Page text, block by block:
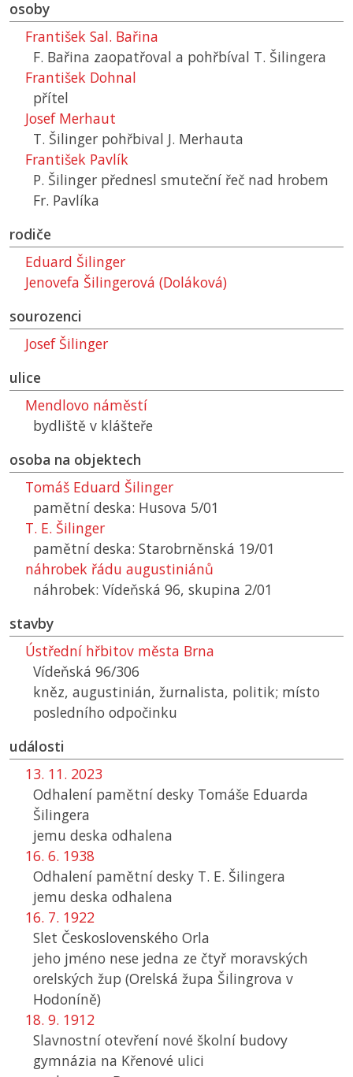
osoby
František Sal. Bařina
F. Bařina zaopatřoval a pohřbíval T. Šilingera
František Dohnal
přítel
Josef Merhaut
T. Šilinger pohřbival J. Merhauta
František Pavlík
P. Šilinger přednesl smuteční řeč nad hrobem
Fr. Pavlíka
rodiče
Eduard Šilinger
Jenovefa Šilingerová (Doláková)
sourozenci
Josef Šilinger
ulice
Mendlovo náměstí
bydliště v klášteře
osoba na objektech
Tomáš Eduard Šilinger
pamětní deska: Husova 5/01
T. E. Šilinger
pamětní deska: Starobrněnská 19/01
náhrobek řádu augustiniánů
náhrobek: Vídeňská 96, skupina 2/01
stavby
Ústřední hřbitov města Brna
Vídeňská 96/306
kněz, augustinián, žurnalista, politik; místo
posledního odpočinku
události
13. 11. 2023
Odhalení pamětní desky Tomáše Eduarda
Šilingera
jemu deska odhalena
16. 6. 1938
Odhalení pamětní desky T. E. Šilingera
jemu deska odhalena
16. 7. 1922
Slet Československého Orla
jeho jméno nese jedna ze čtyř moravských
orelských žup (Orelská župa Šilingrova v
Hodoníně)
18. 9. 1912
Slavnostní otevření nové školní budovy
gymnázia na Křenové ulici